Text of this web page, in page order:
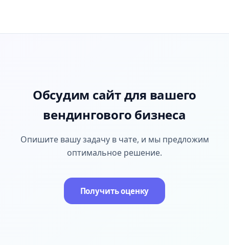
Обсудим сайт для вашего
вендингового бизнеса
Опишите вашу задачу в чате, и мы предложим
оптимальное решение.
Получить оценку